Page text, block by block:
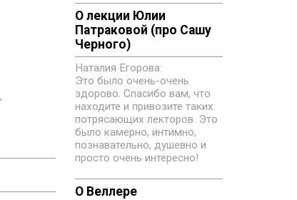
О лекции Юлии
Патраковой (про Сашу
Черного)
Наталия Егорова:
Это было очень-очень
здорово. Спасибо вам, что
находите и привозите таких
потрясающих лекторов. Это
было камерно, интимно,
познавательно, душевно и
просто очень интересно!
О Веллере